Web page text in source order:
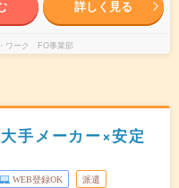
詳しく見る
ワーク FO事業部
手メーカー×安定
WEB登録OK 派遣